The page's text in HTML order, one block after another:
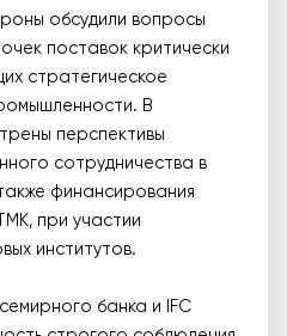
обсудили вопросы
поставок критически
стратегическое
В
перспективы
сотрудничества в
финансирования
при участии
институтов.
банка и IFC